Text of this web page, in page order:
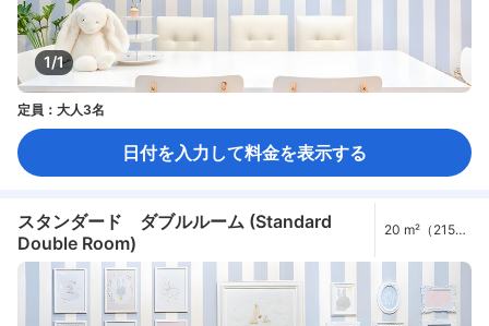
1/1
定員：大人3名
日付を入力して料金を表示する
スタンダード ダブルルーム (Standard
Double Room)
20 m²（215